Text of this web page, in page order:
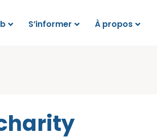
S’informer À propos